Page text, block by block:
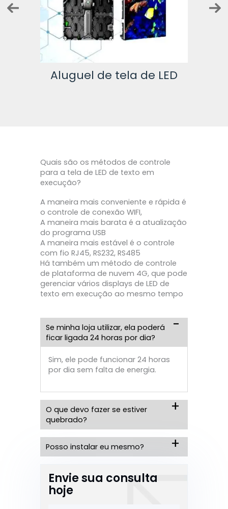
Tela LED fixa
Quais são os métodos de controle
para a tela de LED de texto em
execução?
A maneira mais conveniente e rápida é
o controle de conexão WIFI,
A maneira mais barata é a atualização
do programa USB
A maneira mais estável é o controle
com fio RJ45, RS232, RS485
Há também um método de controle
de plataforma de nuvem 4G, que pode
gerenciar vários displays de LED de
texto em execução ao mesmo tempo
Se minha loja utilizar, ela poderá
ficar ligada 24 horas por dia?
Sim, ele pode funcionar 24 horas
por dia sem falta de energia.
O que devo fazer se estiver
quebrado?
Posso instalar eu mesmo?
Envie sua consulta
hoje